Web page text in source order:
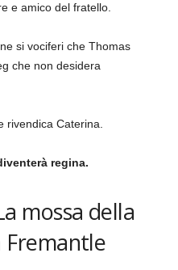
e amico del fratello.
si vociferi che Thomas
che non desidera
rivendica Caterina.
regina.
mossa della
Fremantle